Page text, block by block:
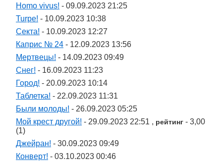
Homo vivus! - 09.09.2023 21:25
Turpe! - 10.09.2023 10:38
Секта! - 10.09.2023 12:27
Каприс № 24 - 12.09.2023 13:56
Мертвецы! - 14.09.2023 09:49
Снег! - 16.09.2023 11:23
Город! - 20.09.2023 10:14
Таблетка! - 22.09.2023 11:31
Были молоды! - 26.09.2023 05:25
Мой крест другой! - 29.09.2023 22:51 , рейтинг - 3,00
(1)
Джейран! - 30.09.2023 09:49
Конверт! - 03.10.2023 00:46